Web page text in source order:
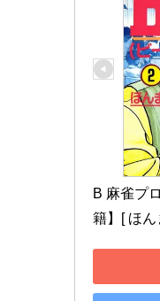
B 麻雀プ
籍】[ ほん